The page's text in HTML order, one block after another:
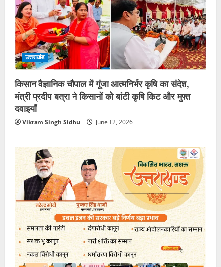
उत्तराखंड
किसान वैज्ञानिक चौपाल में गूंजा आत्मनिर्भर कृषि का संदेश,
मंत्री प्रदीप बत्रा ने किसानों को बांटी कृषि किट और मुफ्त
दवाइयाँ
Vikram Singh Sidhu June 12, 2026